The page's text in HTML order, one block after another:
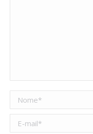
Nome *
E-mail *